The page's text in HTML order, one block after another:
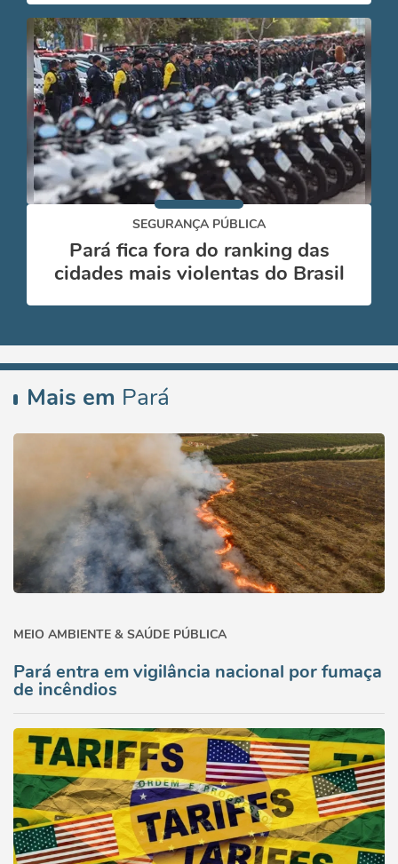
SEGURANÇA PÚBLICA
Pará fica fora do ranking das
cidades mais violentas do Brasil
Mais em Pará
MEIO AMBIENTE & SAÚDE PÚBLICA
Pará entra em vigilância nacional por fumaça
de incêndios